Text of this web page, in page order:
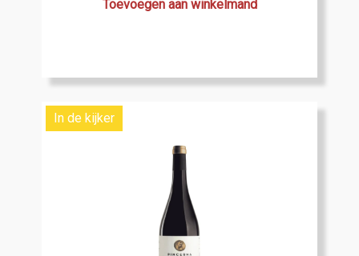
Toevoegen aan winkelmand
In de kijker